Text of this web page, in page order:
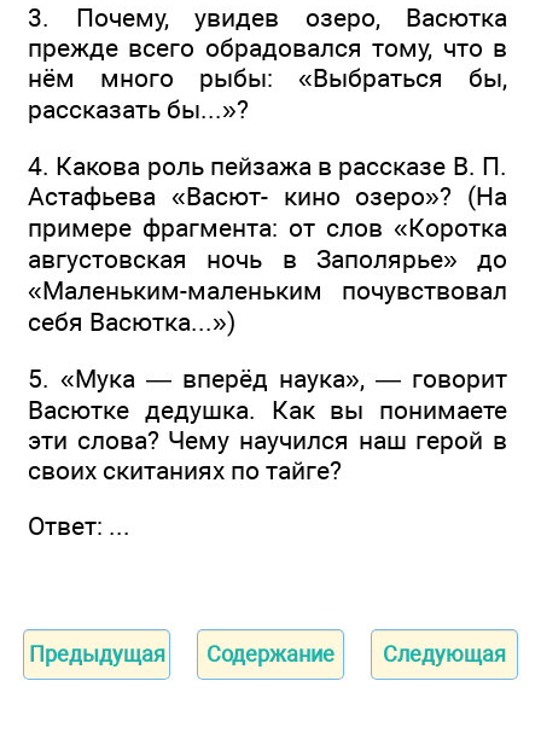
3. Почему, увидев озеро, Васютка
прежде всего обрадовался тому, что в
нём много рыбы: «Выбраться бы,
рассказать бы...»?
4. Какова роль пейзажа в рассказе В. П.
Астафьева «Васют- кино озеро»? (На
примере фрагмента: от слов «Коротка
августовская ночь в Заполярье» до
«Маленьким-маленьким почувствовал
себя Васютка...»)
5. «Мука — вперёд наука», — говорит
Васютке дедушка. Как вы понимаете
эти слова? Чему научился наш герой в
своих скитаниях по тайге?
Ответ: ...
Предыдущая Содержание Следующая